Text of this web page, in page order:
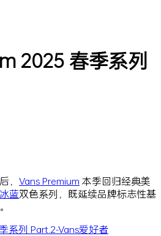
2025 春季系列
， Vans Premium 本季回归经典美
冰蓝双色系列，既延续品牌标志性基